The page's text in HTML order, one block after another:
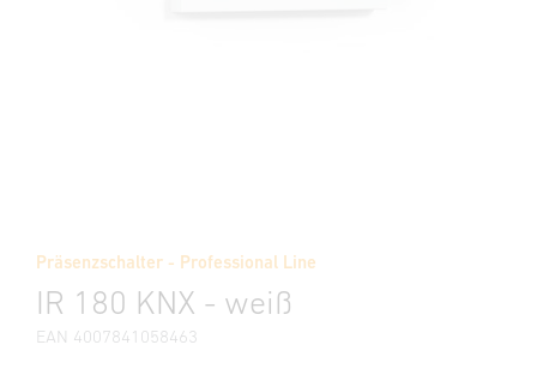
Präsenzschalter - Professional Line
IR 180 KNX - weiß
EAN 4007841058463